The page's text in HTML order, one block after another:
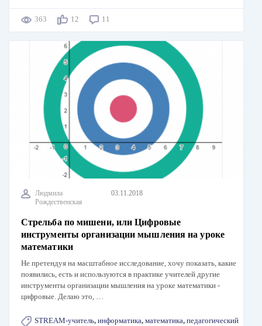
363 12 11
Людмила
Рождественская
03.11.2018
Стрельба по мишени, или Цифровые
инструменты организации мышления на уроке
математики
Не претендуя на масштабное исследование, хочу показать, какие
появились, есть и используются в практике учителей другие
инструменты организации мышления на уроке математики -
цифровые. Делаю это, …
STREAM-учитель, информатика, математика, педагогический